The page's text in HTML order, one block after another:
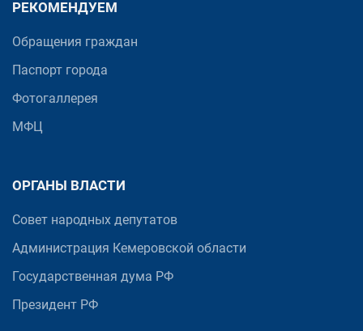
РЕКОМЕНДУЕМ
Обращения граждан
Паспорт города
Фотогаллерея
МФЦ
ОРГАНЫ ВЛАСТИ
Совет народных депутатов
Администрация Кемеровской области
Государственная дума РФ
Президент РФ